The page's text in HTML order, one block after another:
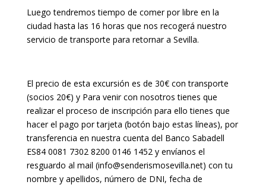
Luego tendremos tiempo de comer por libre en la
ciudad hasta las 16 horas que nos recogerá nuestro
servicio de transporte para retornar a Sevilla.
El precio de esta excursión es de 30€ con transporte
(socios 20€) y Para venir con nosotros tienes que
realizar el proceso de inscripción para ello tienes que
hacer el pago por tarjeta (botón bajo estas líneas), por
transferencia en nuestra cuenta del Banco Sabadell
ES84 0081 7302 8200 0146 1452 y envíanos el
resguardo al mail (info@senderismosevilla.net) con tu
nombre y apellidos, número de DNI, fecha de